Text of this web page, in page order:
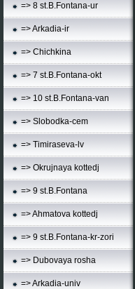
=> 8 st.B.Fontana-ur
=> Arkadia-ir
=> Chichkina
=> 7 st.B.Fontana-okt
=> 10 st.B.Fontana-van
=> Slobodka-cem
=> Timiraseva-lv
=> Okrujnaya kottedj
=> 9 st.B.Fontana
=> Ahmatova kottedj
=> 9 st.B.Fontana-kr-zori
=> Dubovaya rosha
=> Arkadia-univ